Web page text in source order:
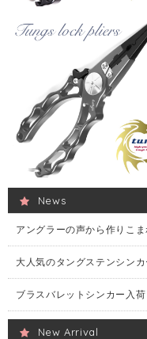
News
アングラーの声から作りこ
大人気のタングステンシン
ブラスバレットシンカー入荷
New Arrival